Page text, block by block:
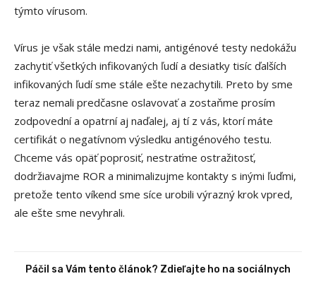
týmto vírusom.
Vírus je však stále medzi nami, antigénové testy nedokážu
zachytiť všetkých infikovaných ľudí a desiatky tisíc ďalších
infikovaných ľudí sme stále ešte nezachytili. Preto by sme
teraz nemali predčasne oslavovať a zostaňme prosím
zodpovední a opatrní aj naďalej, aj tí z vás, ktorí máte
certifikát o negatívnom výsledku antigénového testu.
Chceme vás opäť poprosiť, nestraťme ostražitosť,
dodržiavajme ROR a minimalizujme kontakty s inými ľuďmi,
pretože tento víkend sme síce urobili výrazný krok vpred,
ale ešte sme nevyhrali.
Páčil sa Vám tento článok? Zdieľajte ho na sociálnych